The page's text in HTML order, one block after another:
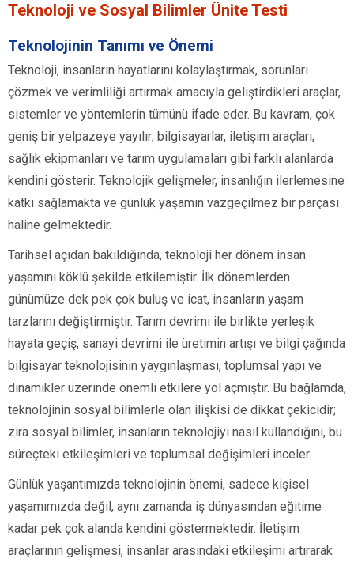
Teknoloji ve Sosyal Bilimler Ünite Testi
Teknolojinin Tanımı ve Önemi
Teknoloji, insanların hayatlarını kolaylaştırmak, sorunları
çözmek ve verimliliği artırmak amacıyla geliştirdikleri araçlar,
sistemler ve yöntemlerin tümünü ifade eder. Bu kavram, çok
geniş bir yelpazeye yayılır; bilgisayarlar, iletişim araçları,
sağlık ekipmanları ve tarım uygulamaları gibi farklı alanlarda
kendini gösterir. Teknolojik gelişmeler, insanlığın ilerlemesine
katkı sağlamakta ve günlük yaşamın vazgeçilmez bir parçası
haline gelmektedir.
Tarihsel açıdan bakıldığında, teknoloji her dönem insan
yaşamını köklü şekilde etkilemiştir. İlk dönemlerden
günümüze dek pek çok buluş ve icat, insanların yaşam
tarzlarını değiştirmiştir. Tarım devrimi ile birlikte yerleşik
hayata geçiş, sanayi devrimi ile üretimin artışı ve bilgi çağında
bilgisayar teknolojisinin yaygınlaşması, toplumsal yapı ve
dinamikler üzerinde önemli etkilere yol açmıştır. Bu bağlamda,
teknolojinin sosyal bilimlerle olan ilişkisi de dikkat çekicidir;
zira sosyal bilimler, insanların teknolojiyi nasıl kullandığını, bu
süreçteki etkileşimleri ve toplumsal değişimleri inceler.
Günlük yaşantımızda teknolojinin önemi, sadece kişisel
yaşamımızda değil, aynı zamanda iş dünyasından eğitime
kadar pek çok alanda kendini göstermektedir. İletişim
araçlarının gelişmesi, insanlar arasındaki etkileşimi artırarak